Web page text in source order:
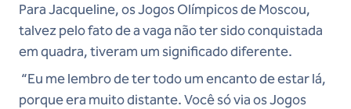
Para Jacqueline, os Jogos Olímpicos de Moscou,
talvez pelo fato de a vaga não ter sido conquistada
em quadra, tiveram um significado diferente.
“Eu me lembro de ter todo um encanto de estar lá,
porque era muito distante. Você só via os Jogos